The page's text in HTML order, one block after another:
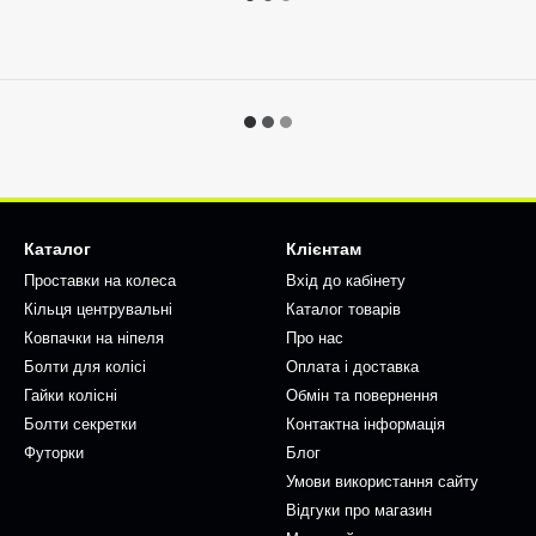
Каталог
Проставки на колеса
Кільця центрувальні
Ковпачки на ніпеля
Болти для колісі
Гайки колісні
Болти секретки
Футорки
Клієнтам
Вхід до кабінету
Каталог товарів
Про нас
Оплата і доставка
Обмін та повернення
Контактна інформація
Блог
Умови використання сайту
Відгуки про магазин